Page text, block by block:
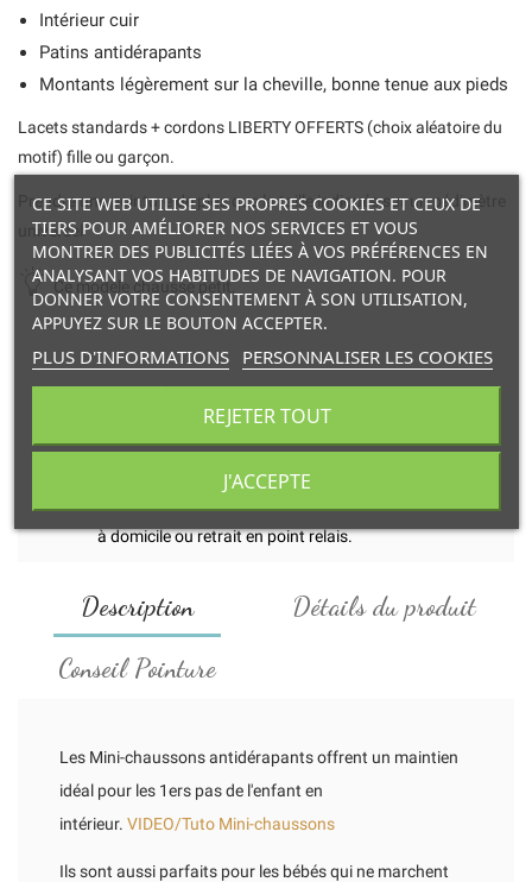
Intérieur cuir
Patins antidérapants
Montants légèrement sur la cheville, bonne tenue aux pieds
Lacets standards + cordons LIBERTY OFFERTS (choix aléatoire du
motif) fille ou garçon.
Prendre une pointure de plus que la taille indiquée sur un pédimètre
universel
Ce modèle chausse petit.
Transaction
et paiement en ligne 100% sécurisés.
à domicile ou retrait en point relais.
Description Détails du produit
Conseil Pointure
Les Mini-chaussons antidérapants offrent un maintien
idéal pour les 1ers pas de l'enfant en
intérieur. VIDEO/Tuto Mini-chaussons
Ils sont aussi parfaits pour les bébés qui ne marchent
CE SITE WEB UTILISE SES PROPRES COOKIES ET CEUX DE
TIERS POUR AMÉLIORER NOS SERVICES ET VOUS
MONTRER DES PUBLICITÉS LIÉES À VOS PRÉFÉRENCES EN
ANALYSANT VOS HABITUDES DE NAVIGATION. POUR
DONNER VOTRE CONSENTEMENT À SON UTILISATION,
APPUYEZ SUR LE BOUTON ACCEPTER.
PLUS D'INFORMATIONS PERSONNALISER LES COOKIES
REJETER TOUT
J'ACCEPTE